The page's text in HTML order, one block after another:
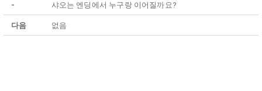
- 샤오는 엔딩에서 누구랑 이어질까요?
다음 없음